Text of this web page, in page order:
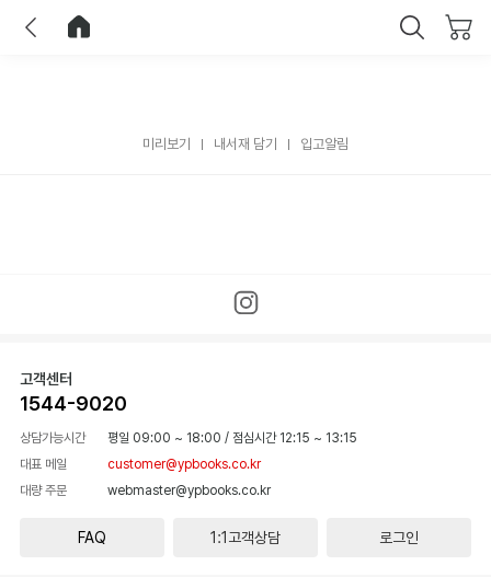
미리보기 내서재 담기 입고알림
고객센터
1544-9020
상담가능시간 평일 09:00 ~ 18:00 / 점심시간 12:15 ~ 13:15
대표 메일
customer@ypbooks.co.kr
대량 주문
webmaster@ypbooks.co.kr
FAQ 1:1고객상담 로그인